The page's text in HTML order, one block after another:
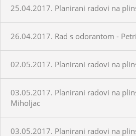
25.04.2017. Planirani radovi na
26.04.2017. Rad s odorantom -
02.05.2017. Planirani radovi na
03.05.2017. Planirani radovi na
Miholjac
03.05.2017. Planirani radovi na